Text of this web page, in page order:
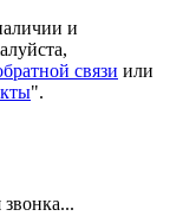
и
связи или
".